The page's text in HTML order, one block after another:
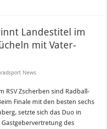
Landestitel im
mit Vater-
News
RSV Zscherben sind Radball-
Finale mit den besten sechs
setzte sich das Duo in
des